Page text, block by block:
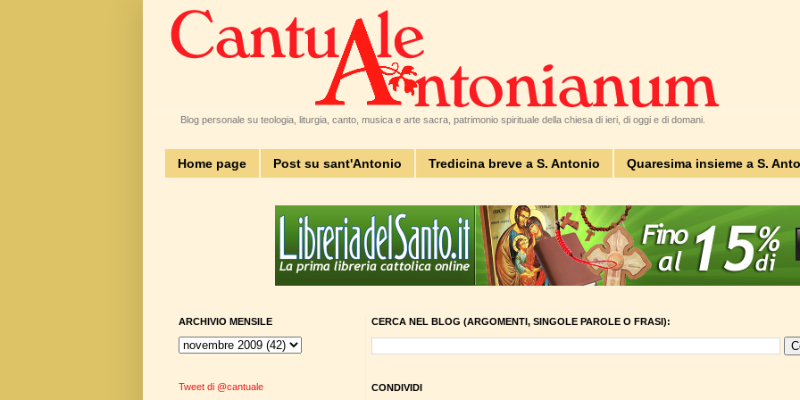
Blog personale su teologia, liturgia, canto, musica e arte sacra, patrimonio spirituale della chiesa di ieri, di oggi e di domani.
Home page Post su sant'Antonio Tredicina breve a S. Antonio Quaresima insieme a S.
CERCA NEL BLOG (ARGOMENTI, SINGOLE PAROLE O FRASI):
CONDIVIDI
ARCHIVIO MENSILE
Tweet di @cantuale